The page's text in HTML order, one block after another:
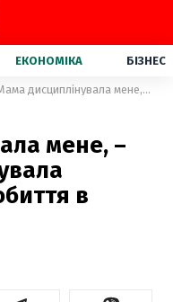
ЕКОНОМІКА БІЗНЕС
Мама дисциплінувала мене, – Шарліз Терон шокувала розповіддю про побиття в дитинстві
мене, –
в